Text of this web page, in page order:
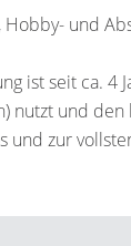
Hobby- und
ist seit ca. 4
nutzt und
und zur